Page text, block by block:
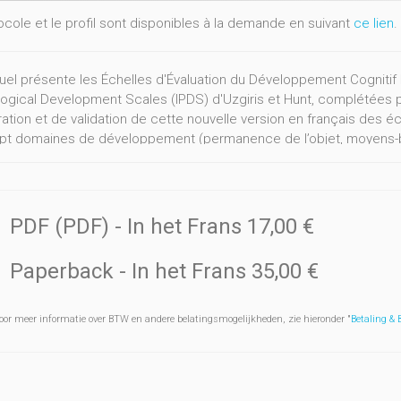
et le profil sont disponibles à la demande en suivant ce lien.
présente les Échelles d'Évaluation du Développement
Development Scales (IPDS) d'Uzgiris et Hunt, complétées
et de validation de cette nouvelle version en français des
domaines de développement (permanence de l’objet,
des informations qui peut en être dégagée. Ces échelles
ou de personnes atypiques (présentant une déficience
une déficience auditive, des troubles du comportement,
Une approche des variabilités inter- et intra-
comprendre leur développement.
PDF (PDF) - In het Frans 17,00 €
Paperback - In het Frans 35,00 €
meer informatie over BTW en andere belatingsmogelijkheden, zie hieronder "Betaling &